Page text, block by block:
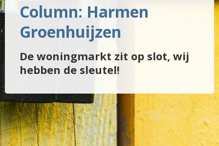
Column: Harmen
Groenhuijzen
De woningmarkt zit op slot, wij
hebben de sleutel!